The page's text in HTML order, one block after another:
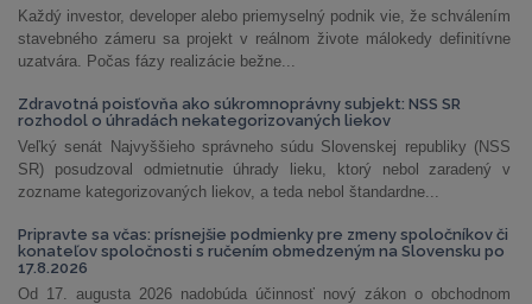
Každý investor, developer alebo priemyselný podnik vie, že schválením
stavebného zámeru sa projekt v reálnom živote málokedy definitívne
uzatvára. Počas fázy realizácie bežne...
Zdravotná poisťovňa ako súkromnoprávny subjekt: NSS SR
rozhodol o úhradách nekategorizovaných liekov
Veľký senát Najvyššieho správneho súdu Slovenskej republiky (NSS
SR) posudzoval odmietnutie úhrady lieku, ktorý nebol zaradený v
zozname kategorizovaných liekov, a teda nebol štandardne...
Pripravte sa včas: prísnejšie podmienky pre zmeny spoločníkov či
konateľov spoločnosti s ručením obmedzeným na Slovensku po
17.8.2026
Od 17. augusta 2026 nadobúda účinnosť nový zákon o obchodnom